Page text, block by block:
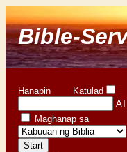
Bible-
Hanapin Katulad
AT
Maghanap sa